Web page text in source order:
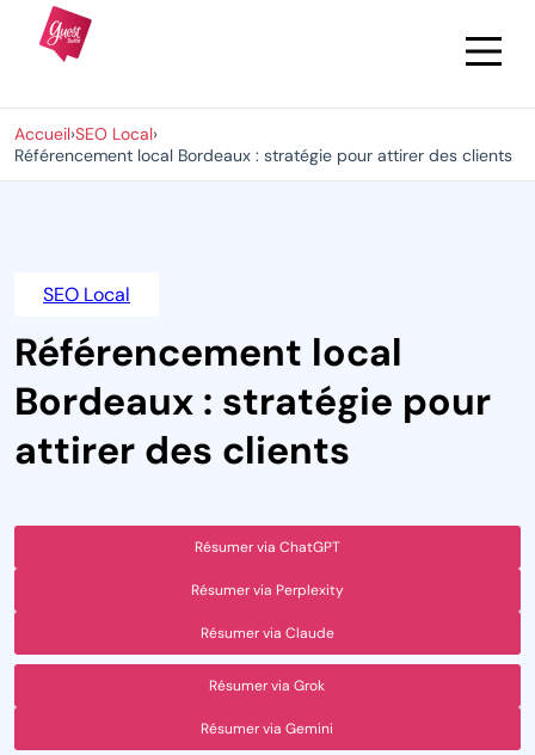
Accueil›SEO Local›
Référencement local Bordeaux : stratégie pour attirer des clients
SEO Local
Référencement local
Bordeaux : stratégie pour
attirer des clients
Résumer via ChatGPT
Résumer via Perplexity
Résumer via Claude
Résumer via Grok
Résumer via Gemini